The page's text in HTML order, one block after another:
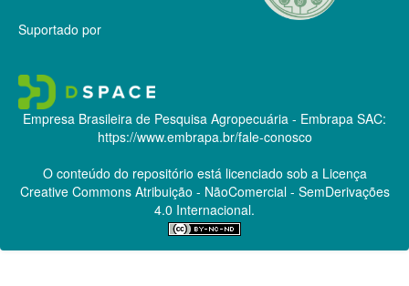
Suportado por
Empresa Brasileira de Pesquisa Agropecuária - Embrapa SAC:
https://www.embrapa.br/fale-conosco
O conteúdo do repositório está licenciado sob a Licença
Creative CommonsAtribuição - NãoComercial - SemDerivações
4.0 Internacional.